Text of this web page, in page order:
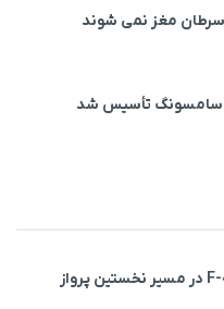
مغز نمی‌ شوند
سامسونگ تأسیس شد